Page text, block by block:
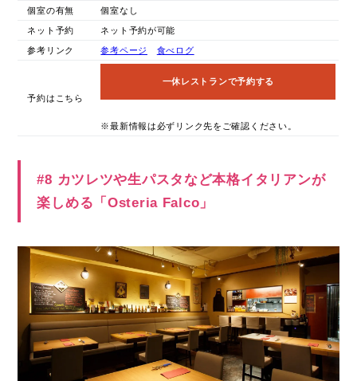
個室の有無 個室なし
ネット予約 ネット予約が可能
参考リンク 参考ページ 食べログ
予約はこちら
一休レストランで予約する
※最新情報は必ずリンク先をご確認ください。
#8 カツレツや生パスタなど本格イタリアンが
楽しめる「Osteria Falco」